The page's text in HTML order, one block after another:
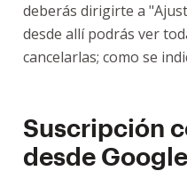
deberás dirigirte a
desde allí podrás ver
cancelarlas; como se
Suscripción
desde